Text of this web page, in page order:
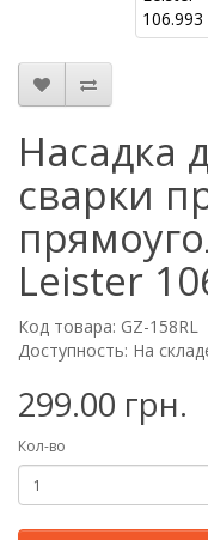
Насадка
сварки
Leister
Код товара: GZ-158RL
Доступность: На
299.00 грн.
Кол-во